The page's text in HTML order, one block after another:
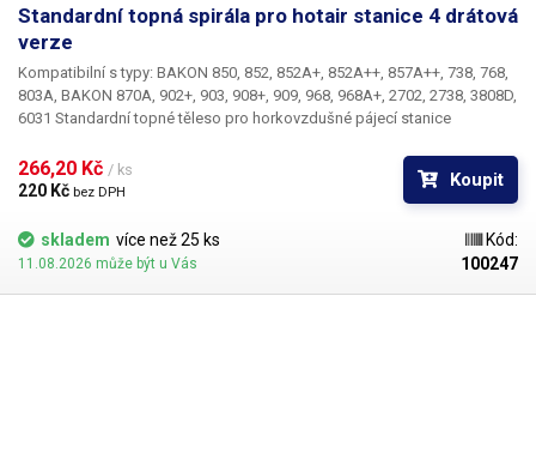
Standardní topná spirála pro hotair stanice 4 drátová
verze
Kompatibilní s typy: BAKON 850, 852, 852A+, 852A++, 857A++, 738, 768,
803A, BAKON 870A, 902+, 903, 908+, 909, 968, 968A+, 2702, 2738, 3808D,
6031 Standardní topné těleso pro horkovzdušné pájecí stanice
skleněnou vložkou. Skladem jsou 4-drátové i 2-drátové varianty této
spirály (řady 852 s termočlánkem pro měření teploty i řady 850 bez
266,20 Kč / ks
220 Kč bez DPH
Koupit
skladem více než 25 ks
11.08.2026 může být u Vás
Kód:
100247